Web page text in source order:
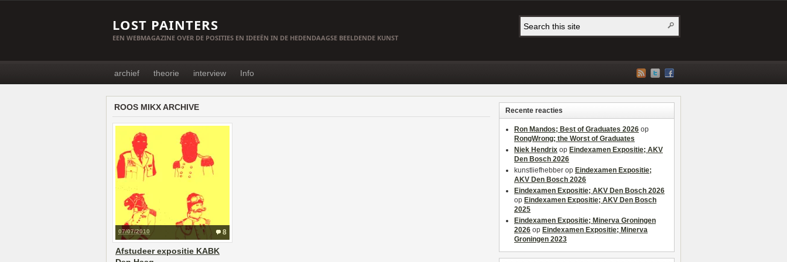
LOST PAINTERS
EEN WEBMAGAZINE OVER DE POSITIES EN IDEEËN IN DE HEDENDAAGSE BEELDENDE KUNST
archief theorie interview Info
ROOS MIKX ARCHIVE
8
07/07/2010
Afstudeer expositie KABK
Recente reacties
Ron Mandos; Best of Graduates 2026 op
RongWrong; the Worst of Graduates
Niek Hendrix op Eindexamen Expositie; AKV
Den Bosch 2026
kunstliefhebber op Eindexamen Expositie;
AKV Den Bosch 2026
Eindexamen Expositie; AKV Den Bosch 2026
op Eindexamen Expositie; AKV Den Bosch
2025
Eindexamen Expositie; Minerva Groningen
2026 op Eindexamen Expositie; Minerva
Groningen 2023